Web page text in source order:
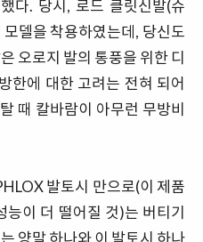
다. 당시, 로드 클릿신발(슈
델을 착용하였는데, 당신도
오로지 발의 통풍을 위한 디
한에 대한 고려는 전혀 되어
때 칼바람이 아무런 무방비
발토시 만으로(이 제품
이 더 떨어질 것)는 버티기
양말 하나와 이 발토시 하나